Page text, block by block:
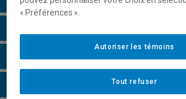
Horaire - Automne 2026
« Préférences ».
Tout refuser
Autoriser les témoins